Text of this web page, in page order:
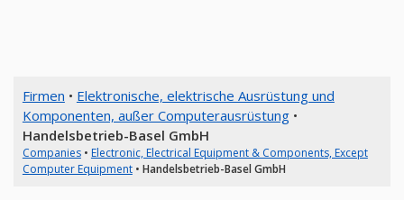
Firmen • Elektronische, elektrische Ausrüstung und
Komponenten, außer Computerausrüstung•
Handelsbetrieb-Basel GmbH
Companies• Electronic, Electrical Equipment & Components, Except
Computer Equipment• Handelsbetrieb-Basel GmbH